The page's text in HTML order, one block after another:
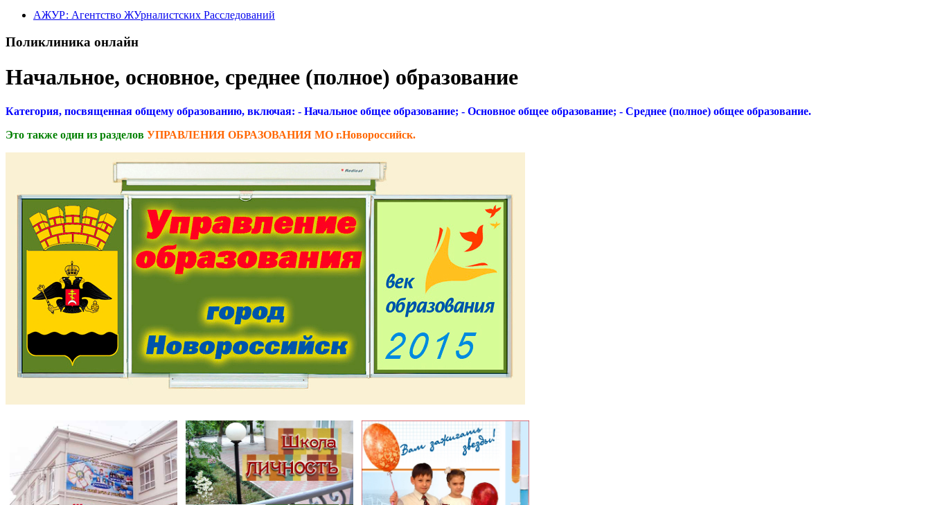
АЖУР: Агентство ЖУрналистских Расследований
Поликлиника онлайн
Начальное, основное, среднее (полное) образование
Категория, посвященная общему образованию, включая: - Начальное общее образование; - Основное общее образование; - Среднее (полное) общее образование.
Это также один из разделов УПРАВЛЕНИЯ ОБРАЗОВАНИЯ МО г.Новороссийск.